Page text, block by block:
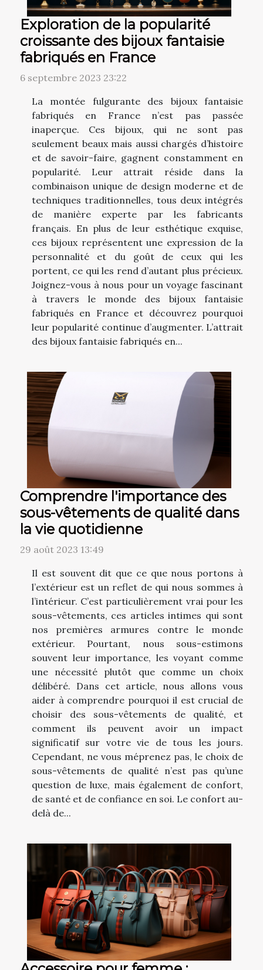
Exploration de la popularité
croissante des bijoux fantaisie
fabriqués en France
6 septembre 2023 23:22
La montée fulgurante des bijoux fantaisie
fabriqués en France n’est pas passée
inaperçue. Ces bijoux, qui ne sont pas
seulement beaux mais aussi chargés d’histoire
et de savoir-faire, gagnent constamment en
popularité. Leur attrait réside dans la
combinaison unique de design moderne et de
techniques traditionnelles, tous deux intégrés
de manière experte par les fabricants
français. En plus de leur esthétique exquise,
ces bijoux représentent une expression de la
personnalité et du goût de ceux qui les
portent, ce qui les rend d’autant plus précieux.
Joignez-vous à nous pour un voyage fascinant
à travers le monde des bijoux fantaisie
fabriqués en France et découvrez pourquoi
leur popularité continue d’augmenter. L’attrait
des bijoux fantaisie fabriqués en...
Comprendre l'importance des
sous-vêtements de qualité dans
la vie quotidienne
29 août 2023 13:49
Il est souvent dit que ce que nous portons à
l’extérieur est un reflet de qui nous sommes à
l’intérieur. C’est particulièrement vrai pour les
sous-vêtements, ces articles intimes qui sont
nos premières armures contre le monde
extérieur. Pourtant, nous sous-estimons
souvent leur importance, les voyant comme
une nécessité plutôt que comme un choix
délibéré. Dans cet article, nous allons vous
aider à comprendre pourquoi il est crucial de
choisir des sous-vêtements de qualité, et
comment ils peuvent avoir un impact
significatif sur votre vie de tous les jours.
Cependant, ne vous méprenez pas, le choix de
sous-vêtements de qualité n’est pas qu’une
question de luxe, mais également de confort,
de santé et de confiance en soi. Le confort au-
delà de...